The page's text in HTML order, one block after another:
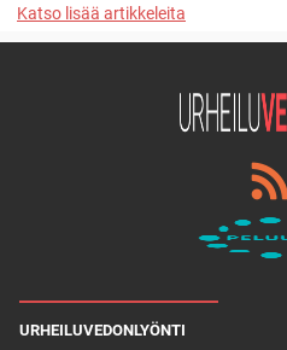
Katso lisää artikkeleita
URHEILUVEDONLYÖNTI